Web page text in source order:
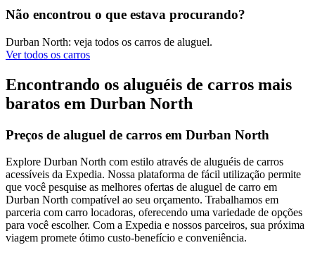
Não encontrou o que estava procurando?
Durban North: veja todos os carros de aluguel.
Ver todos os carros
Encontrando os aluguéis de carros mais
baratos em Durban North
Preços de aluguel de carros em Durban North
Explore Durban North com estilo através de aluguéis de carros
acessíveis da Expedia. Nossa plataforma de fácil utilização permite
que você pesquise as melhores ofertas de aluguel de carro em
Durban North compatível ao seu orçamento. Trabalhamos em
parceria com carro locadoras, oferecendo uma variedade de opções
para você escolher. Com a Expedia e nossos parceiros, sua próxima
viagem promete ótimo custo-benefício e conveniência.